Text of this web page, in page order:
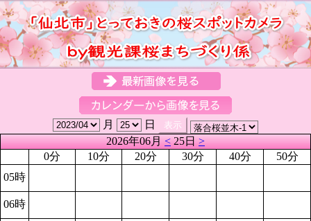
月
日
2026年06月<25日>
0分
10分 20分 30分 40分
50分
05時
06時